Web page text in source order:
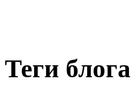
Теги блога